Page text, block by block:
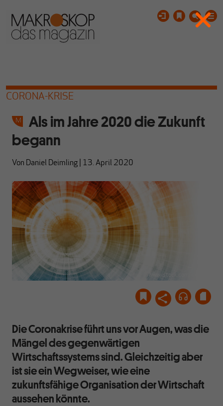
CORONA-KRISE
Als im Jahre 2020 die Zukunft
begann
Von Daniel Deimling 13. April 2020
www.istock.com/kentho
Die Coronakrise führt uns vor Augen, was die
Mängel des gegenwärtigen
Wirtschaftssystems sind. Gleichzeitig aber
ist sie ein Wegweiser, wie eine
zukunftsfähige Organisation der Wirtschaft
aussehen könnte.